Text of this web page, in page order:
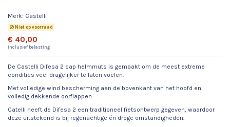
Merk: Castelli
Niet op voorraad
€ 40,00
Inclusief belasting
De Castelli Difesa 2 cap helmmuts is gemaakt om de meest extreme
condities veel dragelijker te laten voelen.
Met volledige wind bescherming aan de bovenkant van het hoofd en
volledig dekkende oorflappen.
Catelli heeft de Difesa 2 een traditioneel fietsontwerp gegeven, waardoor
deze uitstekend is bij regenachtige én droge omstandigheden.